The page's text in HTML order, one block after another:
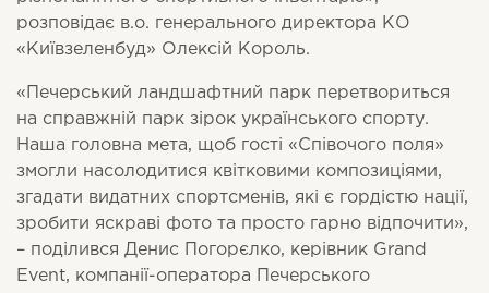
розповідає в.о. генерального директора КО
«Київзеленбуд» Олексій Король.
«Печерський ландшафтний парк перетвориться
на справжній парк зірок українського спорту.
Наша головна мета, щоб гості «Співочого поля»
змогли насолодитися квітковими композиціями,
згадати видатних спортсменів, які є гордістю нації,
зробити яскраві фото та просто гарно відпочити»,
– поділився Денис Погорєлко, керівник Grand
Event, компанії-оператора Печерського